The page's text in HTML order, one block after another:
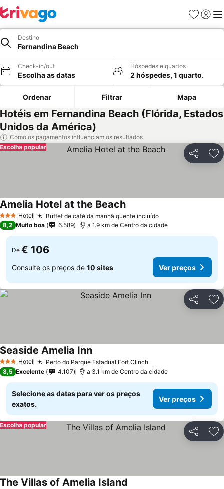
Favoritos
Iniciar
Destino
Fernandina Beach
Check-in/out
Escolha as datas
Hóspedes e quartos
2 hóspedes, 1 quarto.
Ordenar Filtrar Mapa
Hotéis em Fernandina Beach (Flórida, Estados
Unidos da América)
Como os pagamentos influenciam os resultados
Partilhar
Escolha popular
3 EstrelasHotel Buffet de café da manhã quente incluído
Amelia Hotel at the Beach
8,2 Muito boa 6.589 a 1.9 km de Centro da cidade
De € 106
Consulte os preços de 10 sites Ver preços
Partilhar
3 EstrelasHotel Perto do Parque Estadual Fort Clinch
Seaside Amelia Inn
8,5 Excelente 4.107 a 3.1 km de Centro da cidade
Selecione as datas para ver os preços
exatos.
Ver preços
Partilhar
Escolha popular
The Villas of Amelia Island